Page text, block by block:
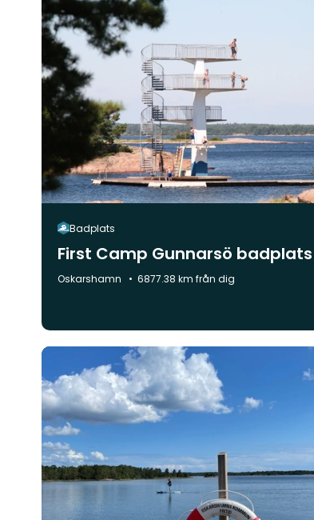
Badplats
First Camp Gunnarsö badplats
Kommun:
Oskarshamn 6877.38 km från dig